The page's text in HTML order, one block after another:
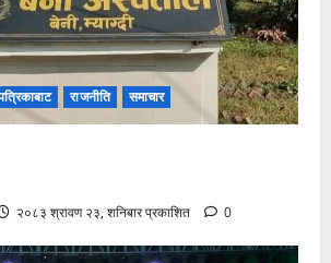
राजनीति समाचार
२०८३ श्रावण २३, शनिबार प्रकाशित 0